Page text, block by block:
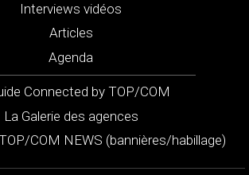
Interviews vidéos
Articles
Agenda
Connected by TOP/COM
La Galerie des agences
COM NEWS (bannières/habillage)